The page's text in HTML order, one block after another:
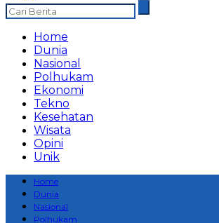
Home
Dunia
Nasional
Polhukam
Ekonomi
Tekno
Kesehatan
Wisata
Opini
Unik
Home
Dunia
Nasional
Polhukam